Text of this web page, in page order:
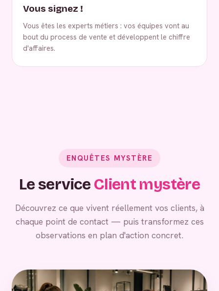
Vous signez !
Vous êtes les experts métiers : vos équipes vont au
bout du process de vente et développent le chiffre
d'affaires.
ENQUÊTES MYSTÈRE
Le service Client mystère
Découvrez ce que vivent réellement vos clients, à
chaque point de contact — puis transformez ces
observations en plan d'action concret.